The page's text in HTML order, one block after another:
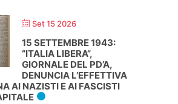
Set 15 2026
15 SETTEMBRE 1943:
“ITALIA LIBERA”,
GIORNALE DEL PD’A,
DENUNCIA L’EFFETTIVA
AI NAZISTI E AI FASCISTI